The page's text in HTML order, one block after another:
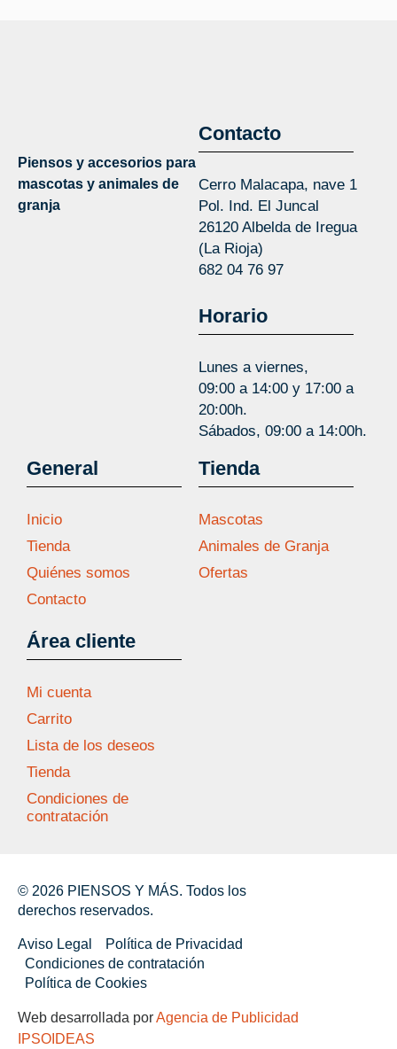
Piensos y accesorios para
mascotas y animales de
granja
Contacto
Cerro Malacapa, nave 1
Pol. Ind. El Juncal
26120 Albelda de Iregua
(La Rioja)
682 04 76 97
Horario
Lunes a viernes,
09:00 a 14:00 y 17:00 a
20:00h.
Sábados, 09:00 a 14:00h.
General
Inicio
Tienda
Quiénes somos
Contacto
Área cliente
Mi cuenta
Carrito
Lista de los deseos
Tienda
Condiciones de
contratación
Tienda
Mascotas
Animales de Granja
Ofertas
© 2026 PIENSOS Y MÁS. Todos los
derechos reservados.
Aviso Legal
Política de Privacidad
Condiciones de contratación
Política de Cookies
Web desarrollada porAgencia de Publicidad
IPSOIDEAS